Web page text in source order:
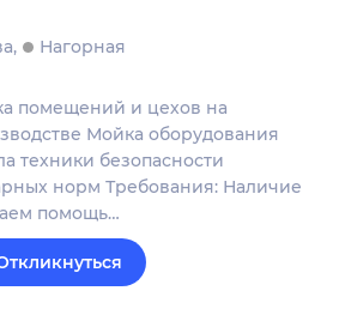
Нагорная
помещений и цехов на
Мойка оборудования
техники безопасности
норм Требования: Наличие
помощь…